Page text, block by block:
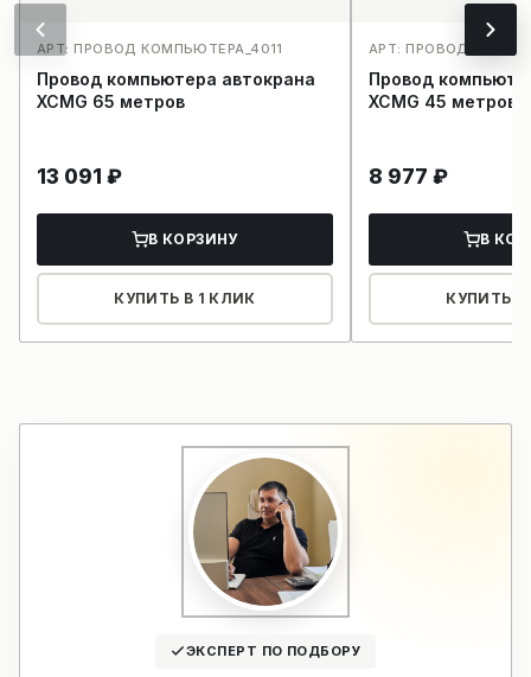
АРТ: ПРОВОД КОМПЬЮТЕРА_4011
Провод компьютера автокрана
XCMG 65 метров
13 091 ₽
В КОРЗИНУ
КУПИТЬ В 1 КЛИК
АРТ: ПРОВОД
Провод
XCMG 45 метров
8 977 ₽
В
КУПИТЬ В
ЭКСПЕРТ ПО ПОДБОРУ